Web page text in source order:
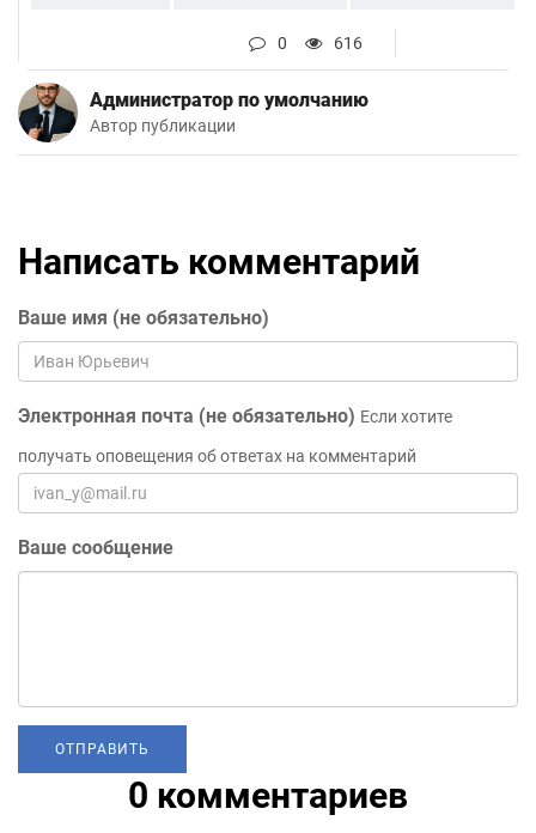
0 616
Администратор по умолчанию
Автор публикации
Написать комментарий
Ваше имя (не обязательно)
Электронная почта (не обязательно) Если хотите
получать оповещения об ответах на комментарий
Ваше сообщение
0 комментариев